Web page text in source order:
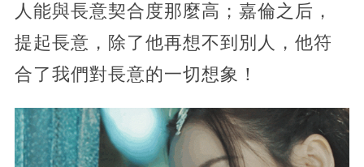
人能與長意契合度那麼高；嘉倫之后，
提起長意，除了他再想不到別人，他符
合了我們對長意的一切想象！